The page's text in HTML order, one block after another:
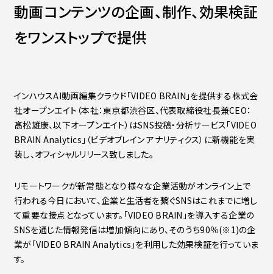
動画コンテンツの企画、制作、効果検証
をワンストップで提供
インハウスAI動画編集クラウド「VIDEO BRAIN」を提供する株式会
社オープンエイト（本社：東京都渋谷区、代表取締役社長兼CEO：
髙松雄康、以下オープンエイト）はSNS投稿・分析サービス「VIDEO
BRAIN Analytics」（ビデオブレイン アナリティクス）に新機能を実
装し、オフィシャルリリース致しました。
リモートワークが新常態となり様々な企業活動がオンライン上で
行われる今日において、企業と生活者を繋ぐSNSはこれまでに増し
て重要な接点となっています。「VIDEO BRAIN」を導入する企業の
SNSを通じた情報発信は増加傾向にあり、そのうち90％(※1)の企
業が「VIDEO BRAIN Analytics」を利用した効果検証を行っていま
す。